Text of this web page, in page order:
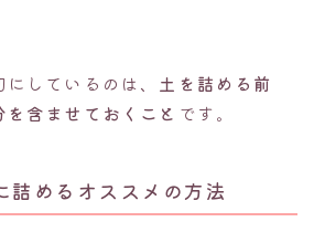
しているのは、 土を詰める前
含ませておくこと です。
詰めるオススメの方法